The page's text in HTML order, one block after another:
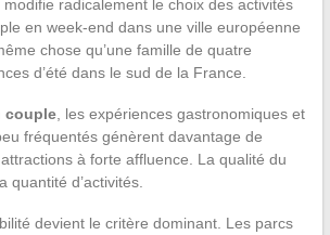
radicalement le choix des activités
en week-end dans une ville européenne
chose qu’une famille de quatre
d’été dans le sud de la France.
couple, les expériences gastronomiques et
fréquentés génèrent davantage de
à forte affluence. La qualité du
quantité d’activités.
devient le critère dominant. Les parcs